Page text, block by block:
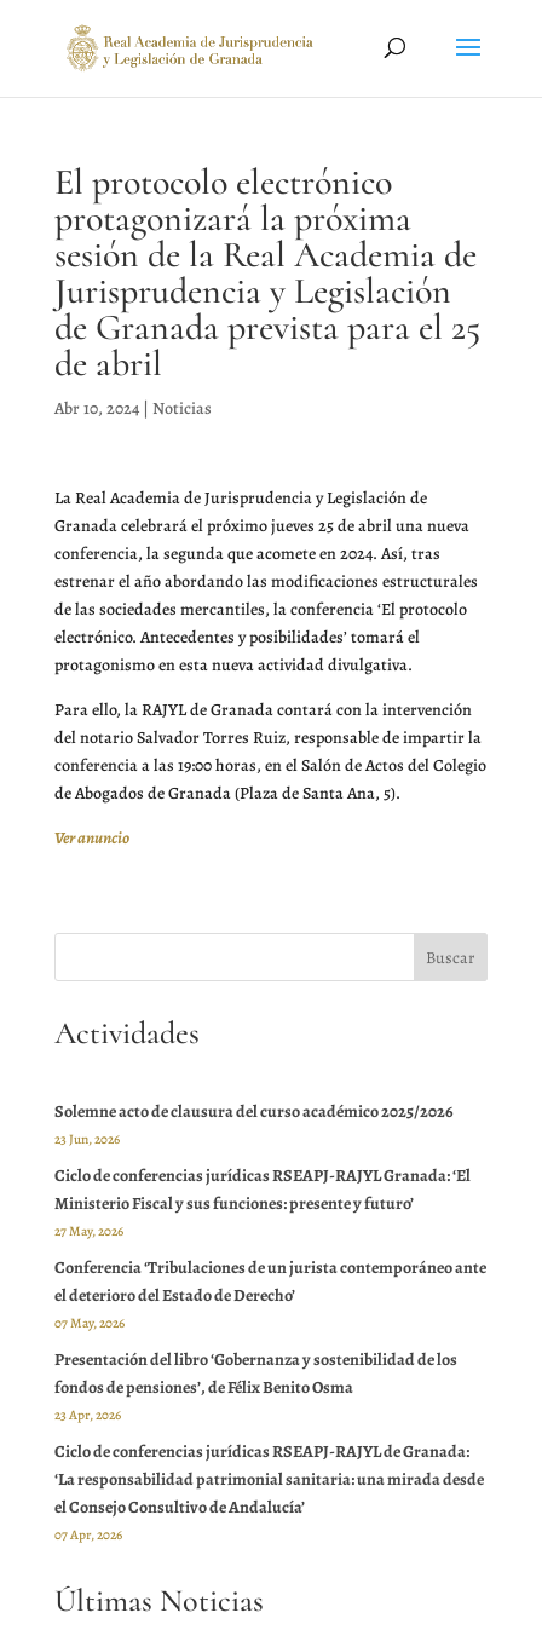
El protocolo electrónico
protagonizará la próxima
sesión de la Real Academia de
Jurisprudencia y Legislación
de Granada prevista para el 25
de abril
Abr 10, 2024| Noticias
La Real Academia de Jurisprudencia y Legislación de
Granada celebrará el próximo jueves 25 de abril una nueva
conferencia, la segunda que acomete en 2024. Así, tras
estrenar el año abordando las modificaciones estructurales
de las sociedades mercantiles, la conferencia ‘El protocolo
electrónico. Antecedentes y posibilidades’ tomará el
protagonismo en esta nueva actividad divulgativa.
Para ello, la RAJYL de Granada contará con la intervención
del notario Salvador Torres Ruiz, responsable de impartir la
conferencia a las 19:00 horas, en el Salón de Actos del Colegio
de Abogados de Granada (Plaza de Santa Ana, 5).
Ver anuncio
Actividades
Solemne acto de clausura del curso académico 2025/2026
23 Jun, 2026
Ciclo de conferencias jurídicas RSEAPJ-RAJYL Granada: ‘El
Ministerio Fiscal y sus funciones: presente y futuro’
27 May, 2026
Conferencia ‘Tribulaciones de un jurista contemporáneo ante
el deterioro del Estado de Derecho’
07 May, 2026
Presentación del libro ‘Gobernanza y sostenibilidad de los
fondos de pensiones’, de Félix Benito Osma
23 Apr, 2026
Ciclo de conferencias jurídicas RSEAPJ-RAJYL de Granada:
‘La responsabilidad patrimonial sanitaria: una mirada desde
el Consejo Consultivo de Andalucía’
07 Apr, 2026
Últimas Noticias